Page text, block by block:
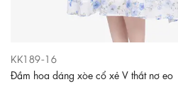
KK189-16
Đầm hoa dáng xòe cổ xẻ V thắt nơ eo